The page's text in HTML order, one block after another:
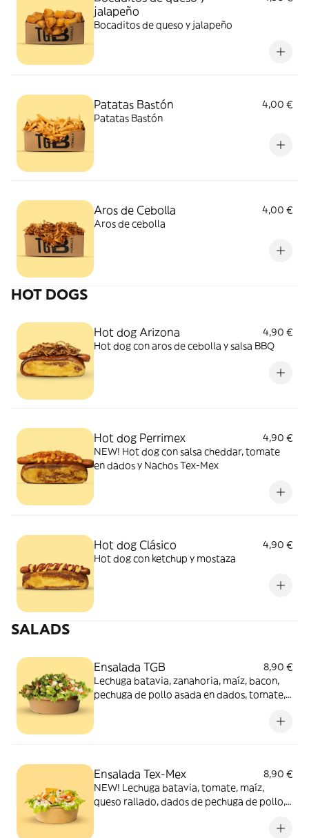
jalapeño
Bocaditos de queso y jalapeño
Patatas Bastón
4,00 €
Patatas Bastón
Aros de Cebolla
4,00 €
Aros de cebolla
HOT DOGS
Hot dog Arizona
4,90 €
Hot dog con aros de cebolla y salsa BBQ
Hot dog Perrimex
4,90 €
NEW! Hot dog con salsa cheddar, tomate
en dados y Nachos Tex-Mex
Hot dog Clásico
4,90 €
Hot dog con ketchup y mostaza
SALADS
Ensalada TGB
8,90 €
Lechuga batavia, zanahoria, maíz, bacon,
pechuga de pollo asada en dados, tomate,
Ensalada Tex-Mex
8,90 €
NEW! Lechuga batavia, tomate, maíz,
queso rallado, dados de pechuga de pollo,